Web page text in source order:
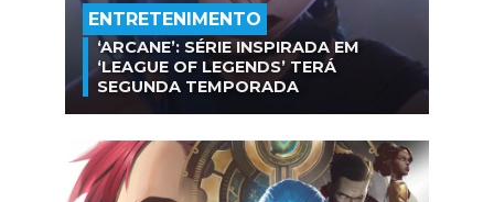
ENTRETENIMENTO
‘ARCANE’: SÉRIE INSPIRADA EM
‘LEAGUE OF LEGENDS’ TERÁ
SEGUNDA TEMPORADA